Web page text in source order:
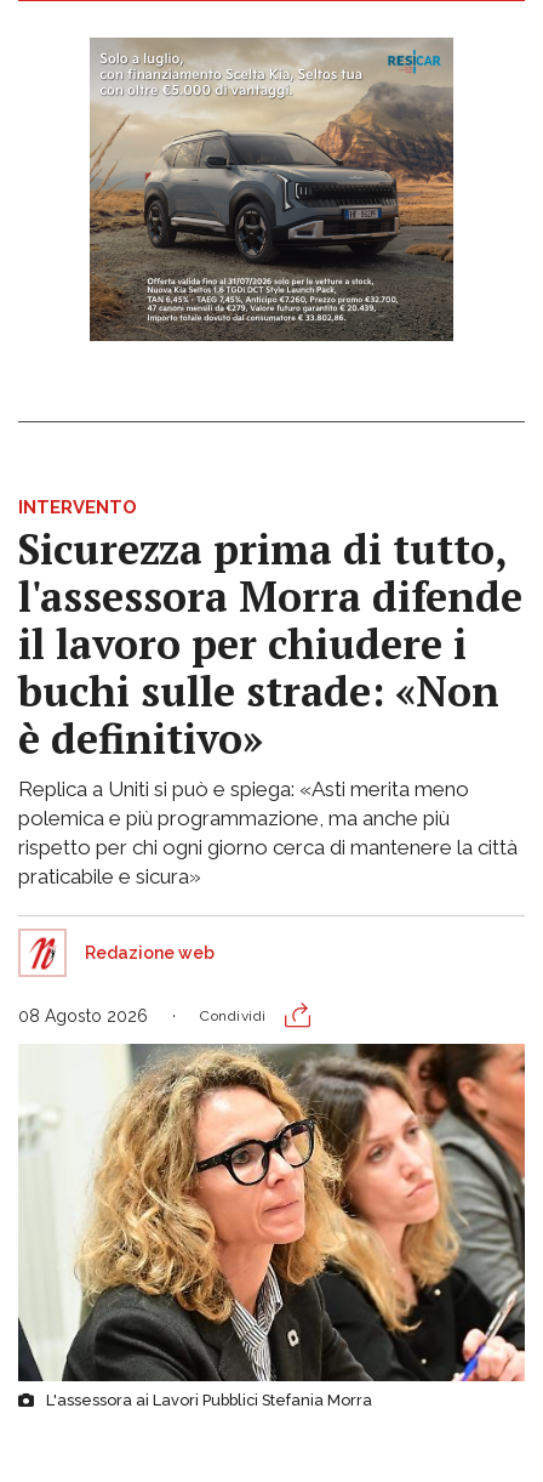
INTERVENTO
Sicurezza prima di tutto,
l'assessora Morra difende
il lavoro per chiudere i
buchi sulle strade: «Non
è definitivo»
Replica a Uniti si può e spiega: «Asti merita meno
polemica e più programmazione, ma anche più
rispetto per chi ogni giorno cerca di mantenere la città
praticabile e sicura»
Redazione web
08 Agosto 2026 Condividi
L'assessora ai Lavori Pubblici Stefania Morra